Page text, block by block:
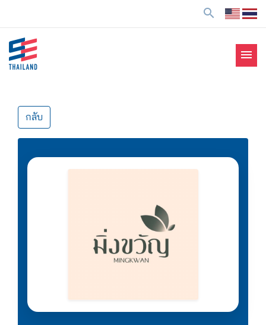
search
menu
กลับ